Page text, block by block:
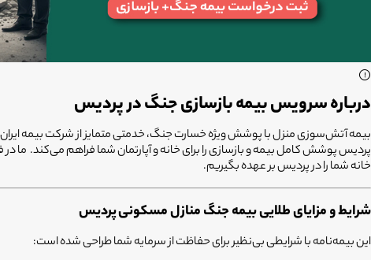
درباره سرویس بیمه بازسازی جنگ در پردیس
بیمه آتش‌سوزی منزل با پوشش ویژه خسارت جنگ، خدمتی متمایز از شرکت بیمه
پردیس پوشش کامل بیمه و بازسازی را برای خانه و آپارتمان شما فراهم می‌کند. ما
خانه شما را در پردیس بر عهده بگیریم.
شرایط و مزایای طلایی بیمه جنگ منازل مسکونیپردیس
این بیمه‌نامه با شرایطی بی‌نظیر برای حفاظت از سرمایه شما طراحی شده است: